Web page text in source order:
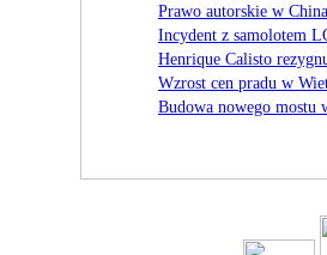
Prawo autorskie w
Incydent z samolotem
Henrique Calisto
Wzrost cen pradu w
Budowa nowego mostu